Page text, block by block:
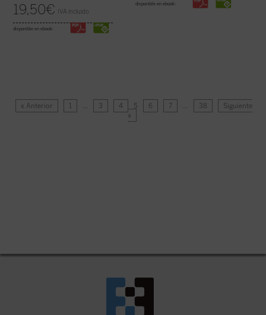
19,50€ IVA incluido
disponible en ebook:
disponible en ebook:
« Anterior 1 … 3 4 5 6 7 … 38
Siguiente
»